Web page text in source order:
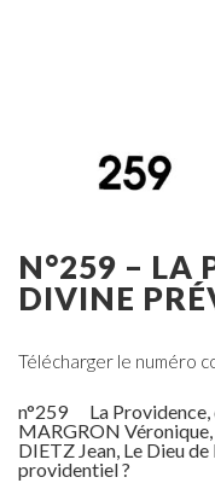
N°259 – LA
DIVINE
Télécharger le numéro
n°259 La Providence,
MARGRON
DIETZ Jean, Le Dieu
providentiel ?